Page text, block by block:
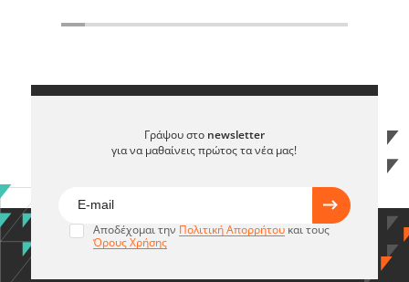
Γράψου στο newsletter
για να μαθαίνεις πρώτος τα νέα μας!
Αποδέχομαι την Πολιτική Απορρήτουκαι τους
Όρους Χρήσης